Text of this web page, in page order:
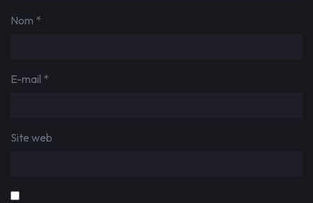
Nom *
E-mail *
Site web